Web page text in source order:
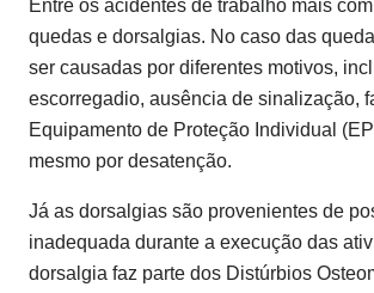
Entre os acidentes de trabalho mais
quedas e dorsalgias. No caso das
ser causadas por diferentes motivos,
escorregadio, ausência de sinalização,
Equipamento de Proteção Individual
mesmo por desatenção.
Já as dorsalgias são provenientes de
inadequada durante a execução das
dorsalgia faz parte dos Distúrbios